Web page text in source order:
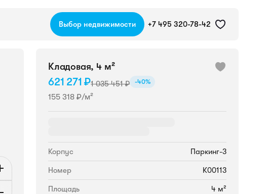
Выбор недвижимости +7 495 320-78-42
Кладовая, 4 м²
621 271 ₽1 035 451 ₽ -40%
155 318 ₽/м²
Корпус Паркинг-3
Номер К00113
Площадь 4 м²